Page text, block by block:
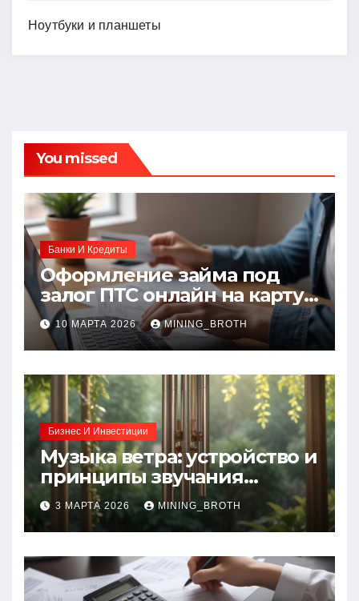
Ноутбуки и планшеты
You missed
Банки И Кредиты
Оформление займа под
залог ПТС онлайн на карту
без визита в офис: порядок,
требования и документы
10 МАРТА 2026 MINING_BROTH
Бизнес И Инвестиции
Музыка ветра: устройство и
принципы звучания
колокольчиков
3 МАРТА 2026 MINING_BROTH